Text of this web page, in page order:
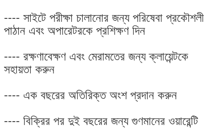
---- সাইটে পরীক্ষা চালানোর জন্য পরিষেবা প্রকৌশলী
পাঠান এবং অপারেটরকে প্রশিক্ষণ দিন
---- রক্ষণাবেক্ষণ এবং মেরামতের জন্য ক্লায়েন্টকে
সহায়তা করুন
---- এক বছরের অতিরিক্ত অংশ প্রদান করুন
---- বিক্রির পর দুই বছরের জন্য গুণমানের ওয়ারেন্টি